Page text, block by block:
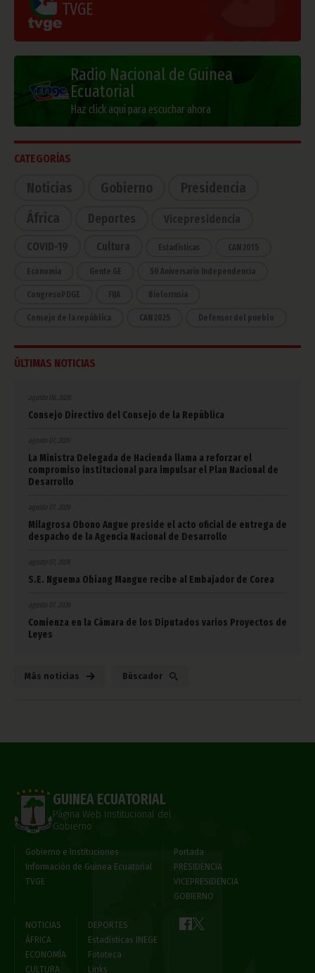
TVGE
Radio Nacional de Guinea
Ecuatorial
Haz click aquí para escuchar ahora
CATEGORÍAS
Noticias Gobierno
Presidencia
África
Deportes Vicepresidencia
COVID-19 Cultura Estadísticas CAN 2015
Economía Gente GE 50 Aniversario Independencia
CongresoPDGE FIJA Bielorrusia
Consejo de la república CAN 2025 Defensor del pueblo
ÚLTIMAS NOTICIAS
agosto 08, 2026
Consejo Directivo del Consejo de la República
agosto 07, 2026
La Ministra Delegada de Hacienda llama a reforzar el
compromiso institucional para impulsar el Plan Nacional de
Desarrollo
agosto 07, 2026
Milagrosa Obono Angue preside el acto oficial de entrega de
despacho de la Agencia Nacional de Desarrollo
agosto 07, 2026
S.E. Nguema Obiang Mangue recibe al Embajador de Corea
agosto 07, 2026
Comienza en la Cámara de los Diputados varios Proyectos de
Leyes
Más noticias Búscador
GUINEA ECUATORIAL
Página Web Institucional del
Gobierno
Gobierno e Instituciones
Información de Guinea Ecuatorial
TVGE
Portada
PRESIDENCIA
VICEPRESIDENCIA
GOBIERNO
NOTICIAS
ÁFRICA
ECONOMÍA
CULTURA
DEPORTES
Estadísticas INEGE
Fototeca
Links